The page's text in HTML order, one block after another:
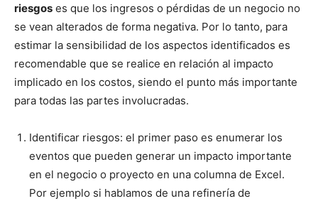
riesgos es que los ingresos o pérdidas de un negocio no
se vean alterados de forma negativa. Por lo tanto, para
estimar la sensibilidad de los aspectos identificados es
recomendable que se realice en relación al impacto
implicado en los costos, siendo el punto más importante
para todas las partes involucradas.
Identificar riesgos: el primer paso es enumerar los
eventos que pueden generar un impacto importante
en el negocio o proyecto en una columna de Excel.
Por ejemplo si hablamos de una refinería de